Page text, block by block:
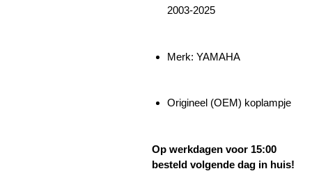
2003-2025
Merk: YAMAHA
Origineel (OEM) koplampje
Op werkdagen voor 15:00
besteld volgende dag in huis!